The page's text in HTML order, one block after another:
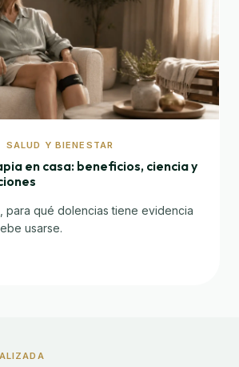
SALUD Y BIENESTAR
en casa: beneficios, ciencia y
para qué dolencias tiene evidencia
usarse.